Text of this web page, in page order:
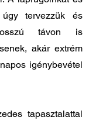
tervezzük és
távon is
akár extrém
igénybevétel
tapasztalattal